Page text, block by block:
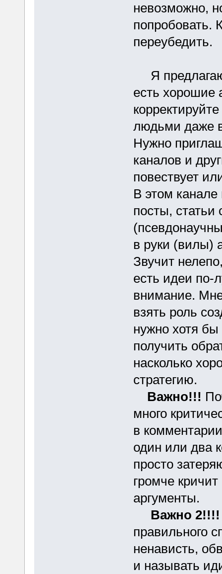
невозможно,
попробовать.
переубедить.
Я предлагаю
есть хорошие
людьми даже в
Нужно
каналов и
повествует
В этом канале
посты,
в руки (вилы)
Звучит
есть идеи по-
внимание.
взять роль
нужно хотя бы
получить
насколько
стратегию.
Важно!!!
много
в
один или два
просто
громче
аргументы.
Важно 2!!!!
правильного
ненависть,
и называть